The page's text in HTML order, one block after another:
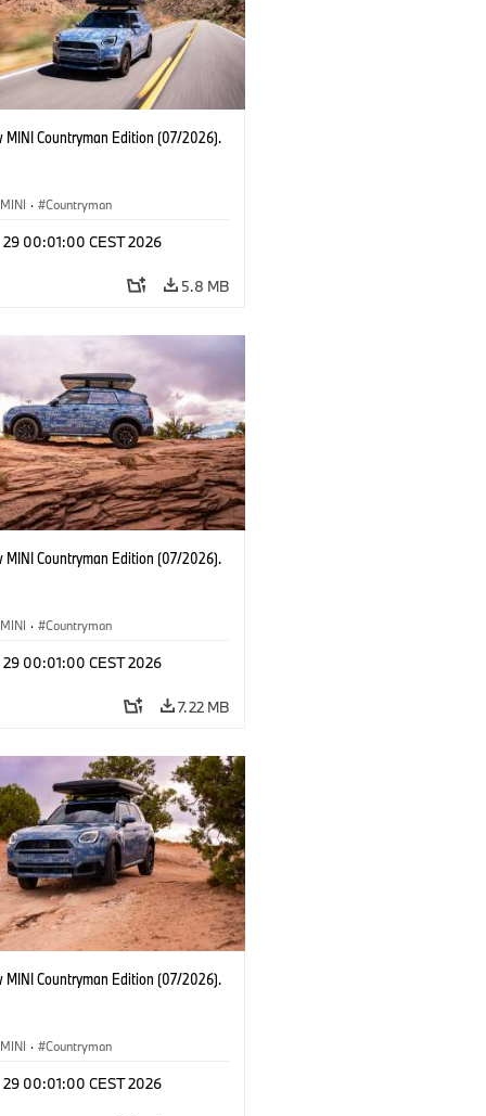
MINI Countryman Edition (07/2026).
MINI · Countryman
29 00:01:00 CEST 2026
5.8 MB
MINI Countryman Edition (07/2026).
MINI · Countryman
29 00:01:00 CEST 2026
7.22 MB
MINI Countryman Edition (07/2026).
MINI · Countryman
29 00:01:00 CEST 2026